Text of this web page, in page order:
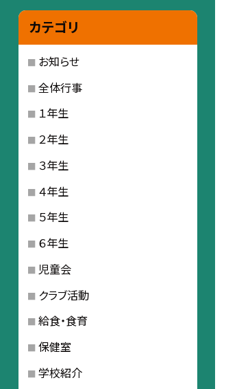
カテゴリ
お知らせ
全体行事
１年生
２年生
３年生
４年生
５年生
６年生
児童会
クラブ活動
給食・食育
保健室
学校紹介